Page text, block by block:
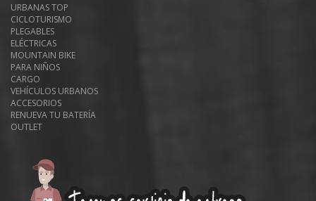
URBANAS TOP
CICLOTURISMO
PLEGABLES
ELÉCTRICAS
MOUNTAIN BIKE
PARA NIÑOS
CARGO
VEHÍCULOS URBANOS
ACCESORIOS
RENUEVA TU BATERÍA
OUTLET